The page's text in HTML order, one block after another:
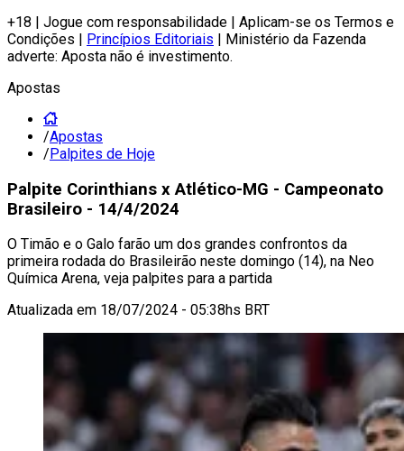
+18 | Jogue com responsabilidade | Aplicam-se os Termos e
Condições | Princípios Editoriais | Ministério da Fazenda
adverte: Aposta não é investimento.
Apostas
/Apostas
/Palpites de Hoje
Palpite Corinthians x Atlético-MG - Campeonato
Brasileiro - 14/4/2024
O Timão e o Galo farão um dos grandes confrontos da
primeira rodada do Brasileirão neste domingo (14), na Neo
Química Arena, veja palpites para a partida
Atualizada em 18/07/2024 - 05:38hs BRT